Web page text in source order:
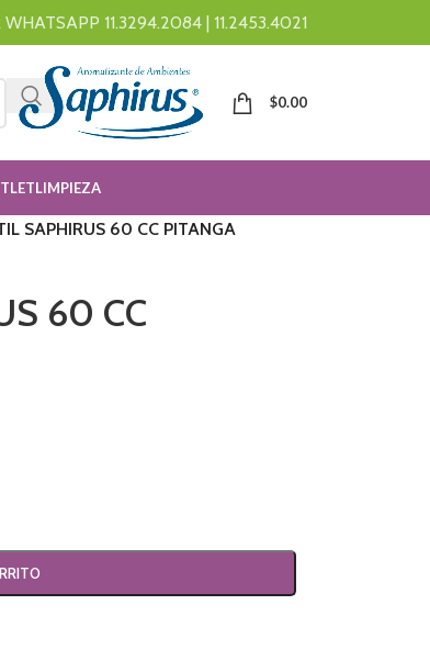
11.3294.2084 | 11.2453.4021
$0.00
LIMPIEZA
SAPHIRUS 60 CC PITANGA
60 CC